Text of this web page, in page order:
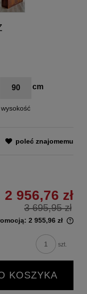
90
wysokość
poleć znajomemu
2 956,76 zł
3 695,95 zł
2 955,96 zł
szt.
KOSZYKA